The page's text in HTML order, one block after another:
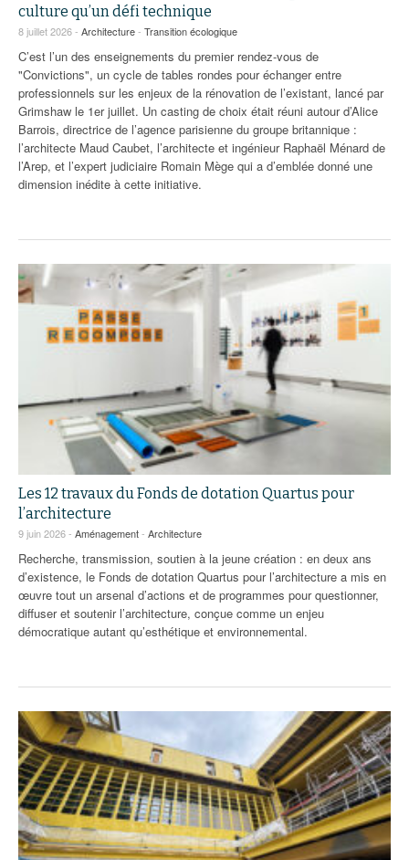
94
95
culture qu’un défi technique
8 juillet 2026 - Architecture- Transition écologique
C’est l’un des enseignements du premier rendez-vous de
"Convictions", un cycle de tables rondes pour échanger entre
professionnels sur les enjeux de la rénovation de l’existant, lancé par
Grimshaw le 1er juillet. Un casting de choix était réuni autour d’Alice
Barrois, directrice de l’agence parisienne du groupe britannique :
l’architecte Maud Caubet, l’architecte et ingénieur Raphaël Ménard de
l’Arep, et l’expert judiciaire Romain Mège qui a d’emblée donné une
dimension inédite à cette initiative.
Les 12 travaux du Fonds de dotation Quartus pour
l’architecture
9 juin 2026 - Aménagement- Architecture
Recherche, transmission, soutien à la jeune création : en deux ans
d’existence, le Fonds de dotation Quartus pour l’architecture a mis en
œuvre tout un arsenal d’actions et de programmes pour questionner,
diffuser et soutenir l’architecture, conçue comme un enjeu
démocratique autant qu’esthétique et environnemental.